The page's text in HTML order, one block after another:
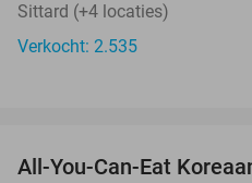
Sittard (+4 locaties)
Verkocht: 2.535
All-You-Can-Eat